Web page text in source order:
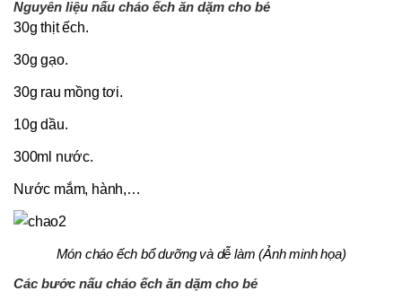
Nguyên liệu nấu cháo ếch ăn dặm cho bé
30g thịt ếch.
30g gạo.
30g rau mồng tơi.
10g dầu.
300ml nước.
Nước mắm, hành,…
Món cháo ếch bổ dưỡng và dễ làm (Ảnh minh họa)
Các bước nấu cháo ếch ăn dặm cho bé